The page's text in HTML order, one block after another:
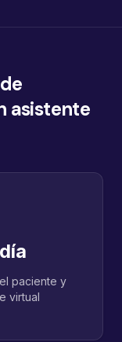
asistente
paciente y
virtual